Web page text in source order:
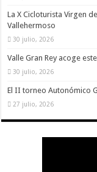
La X Cicloturista Virgen
Vallehermoso
30 julio, 2026
Valle Gran Rey acoge
30 julio, 2026
El II torneo Autonómico
27 julio, 2026